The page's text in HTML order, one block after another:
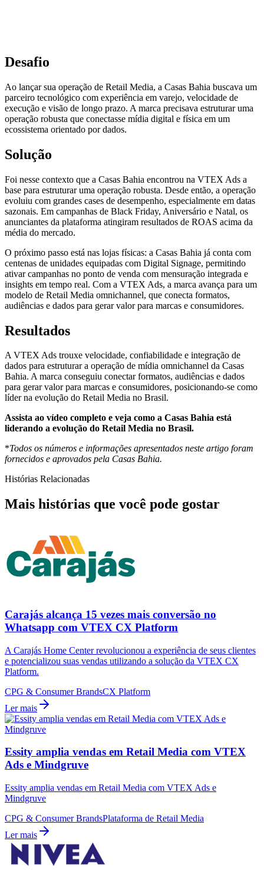
Desafio
Ao lançar sua operação de Retail Media, a Casas Bahia buscava um
parceiro tecnológico com experiência em varejo, velocidade de
execução e visão de longo prazo. A marca precisava estruturar uma
operação robusta que conectasse mídia digital e física em um
ecossistema orientado por dados.
Solução
Foi nesse contexto que a Casas Bahia encontrou na VTEX Ads a
base para estruturar uma operação robusta. Desde então, a operação
evoluiu com grandes cases de desempenho, especialmente em datas
sazonais. Em campanhas de Black Friday, Aniversário e Natal, os
anunciantes da plataforma atingiram resultados de ROAS acima da
média do mercado.
O próximo passo está nas lojas físicas: a Casas Bahia já conta com
centenas de unidades equipadas com Digital Signage, permitindo
ativar campanhas no ponto de venda com mensuração integrada e
insights em tempo real. Com a VTEX Ads, a marca avança para um
modelo de Retail Media omnichannel, que conecta formatos,
audiências e dados para gerar valor para marcas e consumidores.
Resultados
A VTEX Ads trouxe velocidade, confiabilidade e integração de
dados para estruturar a operação de mídia omnichannel da Casas
Bahia. A marca conseguiu conectar formatos, audiências e dados
para gerar valor para marcas e consumidores, posicionando-se como
líder na evolução do Retail Media no Brasil.
Assista ao vídeo completo e veja como a Casas Bahia está
liderando a evolução do Retail Media no Brasil.
*Todos os números e informações apresentados neste artigo foram
fornecidos e aprovados pela Casas Bahia.
Histórias Relacionadas
Mais histórias que você pode gostar
Carajás alcança 15 vezes mais conversão no
Whatsapp com VTEX CX Platform
A Carajás Home Center revolucionou a experiência de seus clientes
e potencializou suas vendas utilizando a solução da VTEX CX
Platform.
CPG & Consumer BrandsCX Platform
Ler mais
Essity amplia vendas em Retail Media com VTEX
Ads e Mindgruve
Essity amplia vendas em Retail Media com VTEX Ads e
Mindgruve
CPG & Consumer BrandsPlataforma de Retail Media
Ler mais